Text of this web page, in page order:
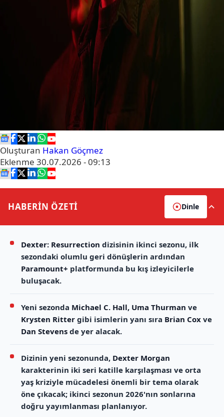
Oluşturan Hakan Göçmez
Eklenme 30.07.2026 - 09:13
HABERİN ÖZETİ Dinle
Dexter: Resurrection dizisinin ikinci sezonu, ilk
sezondaki olumlu geri dönüşlerin ardından
Paramount+ platformunda bu kış izleyicilerle
buluşacak.
Yeni sezonda Michael C. Hall, Uma Thurman ve
Krysten Ritter gibi isimlerin yanı sıra Brian Cox ve
Dan Stevens de yer alacak.
Dizinin yeni sezonunda, Dexter Morgan
karakterinin iki seri katille karşılaşması ve orta
yaş kriziyle mücadelesi önemli bir tema olarak
öne çıkacak; ikinci sezonun 2026'nın sonlarına
doğru yayımlanması planlanıyor.